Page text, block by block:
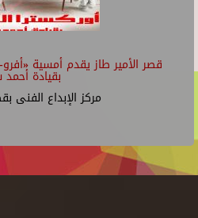
قصر الأمير طاز يقدم أمسية
بقيادة
مركز الإبداع الفنى